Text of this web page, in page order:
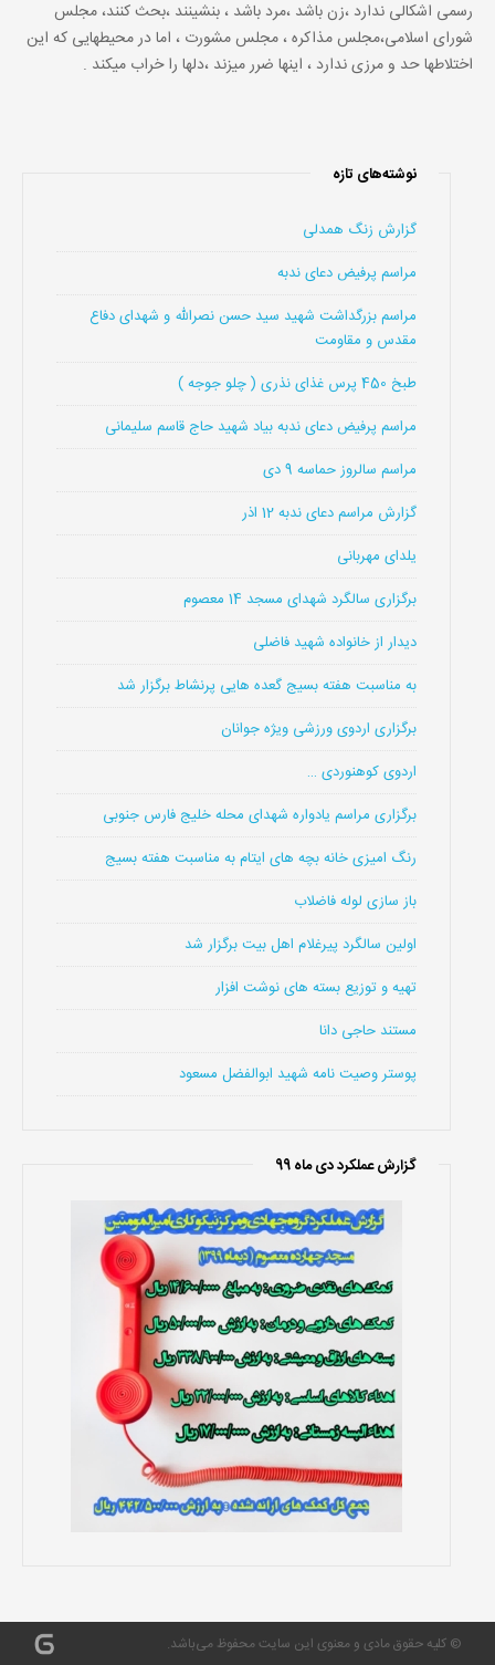
رسمی اشکالی ندارد ،زن باشد ،مرد باشد ، بنشینند ،بحث کنند، مجلس
شورای اسلامی،مجلس مذاکره ، مجلس مشورت ، اما در محیطهایی که این
اختلاطها حد و مرزی ندارد ، اینها ضرر میزند ،دلها را خراب میکند .
نوشته‌های تازه
گزارش زنگ همدلی
مراسم پرفیض دعای ندبه
مراسم بزرگداشت شهید سید حسن نصرالله و شهدای دفاع
مقدس و مقاومت
طبخ 450 پرس غذای نذری ( چلو جوجه )
مراسم پرفیض دعای ندبه بیاد شهید حاج قاسم سلیمانی
مراسم سالروز حماسه 9 دی
گزارش مراسم دعای ندبه 12 اذر
یلدای مهربانی
برگزاری سالگرد شهدای مسجد 14 معصوم
دیدار از خانواده شهید فاضلی
به مناسبت هفته بسیج گعده هایی پرنشاط برگزار شد
برگزاری اردوی ورزشی ویژه جوانان
اردوی کوهنوردی …
برگزاری مراسم یادواره شهدای محله خلیج فارس جنوبی
رنگ امیزی خانه بچه های ایتام به مناسبت هفته بسیج
باز سازی لوله فاضلاب
اولین سالگرد پیرغلام اهل بیت برگزار شد
تهیه و توزیع بسته های نوشت افزار
مستند حاجی دانا
پوستر وصیت نامه شهید ابوالفضل مسعود
گزارش عملکرد دی ماه 99
© کلیه حقوق مادی و معنوی این سایت محفوظ می‌باشد.